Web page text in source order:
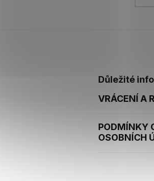
Důležité
VRÁCENÍ A
PODMÍNKY
OSOBNÍCH